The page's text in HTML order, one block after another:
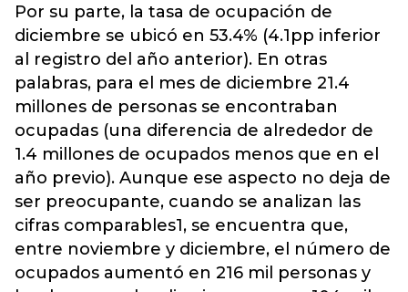
Por su parte, la tasa de ocupación de
diciembre se ubicó en 53.4% (4.1pp inferior
al registro del año anterior). En otras
palabras, para el mes de diciembre 21.4
millones de personas se encontraban
ocupadas (una diferencia de alrededor de
1.4 millones de ocupados menos que en el
año previo). Aunque ese aspecto no deja de
ser preocupante, cuando se analizan las
cifras comparables1, se encuentra que,
entre noviembre y diciembre, el número de
ocupados aumentó en 216 mil personas y